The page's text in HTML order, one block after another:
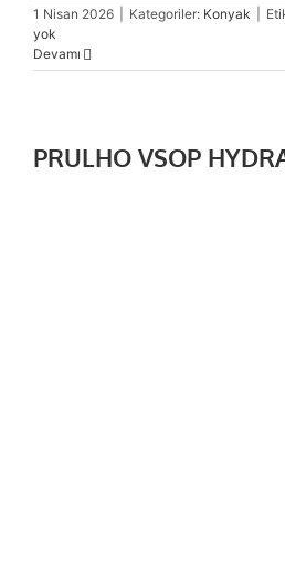
1 Nisan 2026 Kategoriler: Konyak
yok
Devamı
PRULHO VSOP